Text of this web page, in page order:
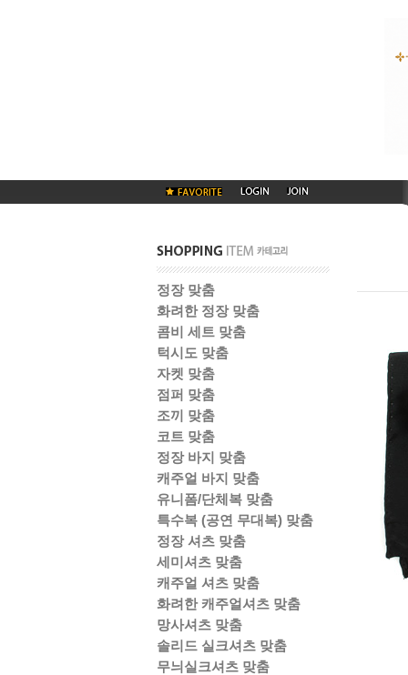
정장 맞춤
화려한 정장 맞춤
콤비 세트 맞춤
턱시도 맞춤
자켓 맞춤
점퍼 맞춤
조끼 맞춤
코트 맞춤
정장 바지 맞춤
캐주얼 바지 맞춤
유니폼/단체복 맞춤
특수복 (공연 무대복) 맞춤
정장 셔츠 맞춤
세미셔츠 맞춤
캐주얼 셔츠 맞춤
화려한 캐주얼셔츠 맞춤
망사셔츠 맞춤
솔리드 실크셔츠 맞춤
무늬실크셔츠 맞춤